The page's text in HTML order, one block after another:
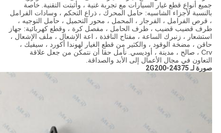
جميع أنواع قطع غيار السيارات مع تجربة غنية ، وأثبتت التقنية. خاصة
بالنسبة لأجزاء الشاسيه: حامل المحرك ، ذراع التحكم ، وسادات الفرامل
، قرص الفرامل ، الفرجار ، المحمل ، محور التحميل ، حامل التوجيه ،
طرف قضيب قضيب ، طرف الحامل ، مفصل كرة ، وقطع كهربائية: جهاز
استشعار ، زنبرك الساعة ، مفتاح النافذة ، اعة الإشعال ، ملف الإشعال ،
حاقن ، مضخة الوقود ، والكثير من قطع الغيار لهوندا أكورد ، سيفيك ،
Crv ، صالح ، مدينة ، أوديسي.
نأمل حقا أن نتمكن من جعل علاقة
التعاون في مجال الأعمال إلى الأبد والصداقة.
صورة لـ 24375-2G200